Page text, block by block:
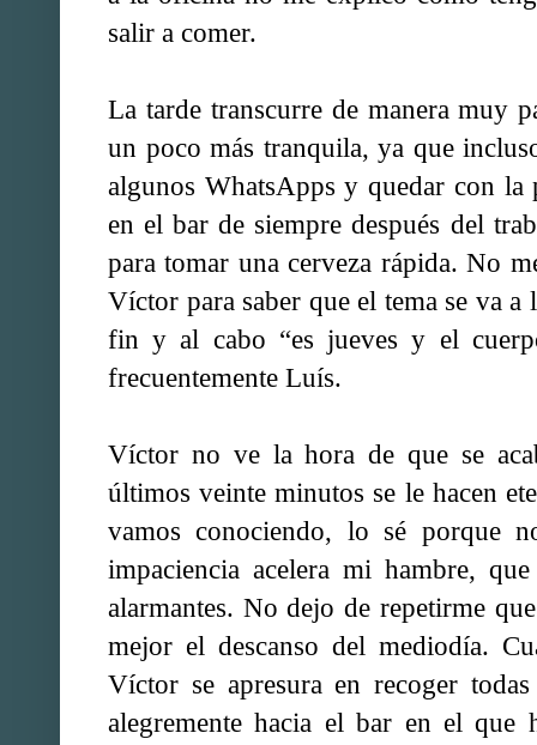
salir a comer.
La tarde transcurre de manera muy
un poco más tranquila, ya que
algunos WhatsApps y quedar con la
en el bar de siempre después del
para tomar una cerveza rápida. No
Víctor para saber que el tema se va
fin y al cabo “es jueves y el
frecuentemente Luís.
Víctor no ve la hora de que se
últimos veinte minutos se le hacen
vamos conociendo, lo sé porque
impaciencia acelera mi hambre,
alarmantes. No dejo de repetirme
mejor el descanso del mediodía.
Víctor se apresura en recoger
alegremente hacia el bar en el que